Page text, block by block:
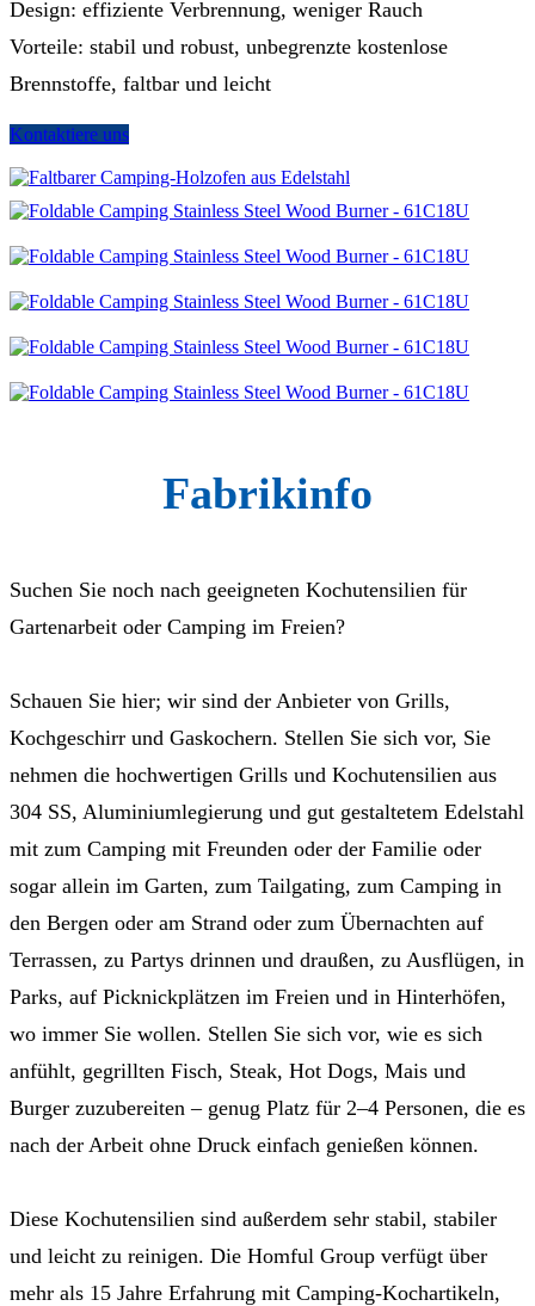
Design: effiziente Verbrennung, weniger Rauch
Vorteile: stabil und robust, unbegrenzte kostenlose
Brennstoffe, faltbar und leicht
Kontaktiere uns
Fabrikinfo
Suchen Sie noch nach geeigneten Kochutensilien für
Gartenarbeit oder Camping im Freien?
Schauen Sie hier; wir sind der Anbieter von Grills,
Kochgeschirr und Gaskochern. Stellen Sie sich vor, Sie
nehmen die hochwertigen Grills und Kochutensilien aus
304 SS, Aluminiumlegierung und gut gestaltetem Edelstahl
mit zum Camping mit Freunden oder der Familie oder
sogar allein im Garten, zum Tailgating, zum Camping in
den Bergen oder am Strand oder zum Übernachten auf
Terrassen, zu Partys drinnen und draußen, zu Ausflügen, in
Parks, auf Picknickplätzen im Freien und in Hinterhöfen,
wo immer Sie wollen. Stellen Sie sich vor, wie es sich
anfühlt, gegrillten Fisch, Steak, Hot Dogs, Mais und
Burger zuzubereiten – genug Platz für 2–4 Personen, die es
nach der Arbeit ohne Druck einfach genießen können.
Diese Kochutensilien sind außerdem sehr stabil, stabiler
und leicht zu reinigen. Die Homful Group verfügt über
mehr als 15 Jahre Erfahrung mit Camping-Kochartikeln,